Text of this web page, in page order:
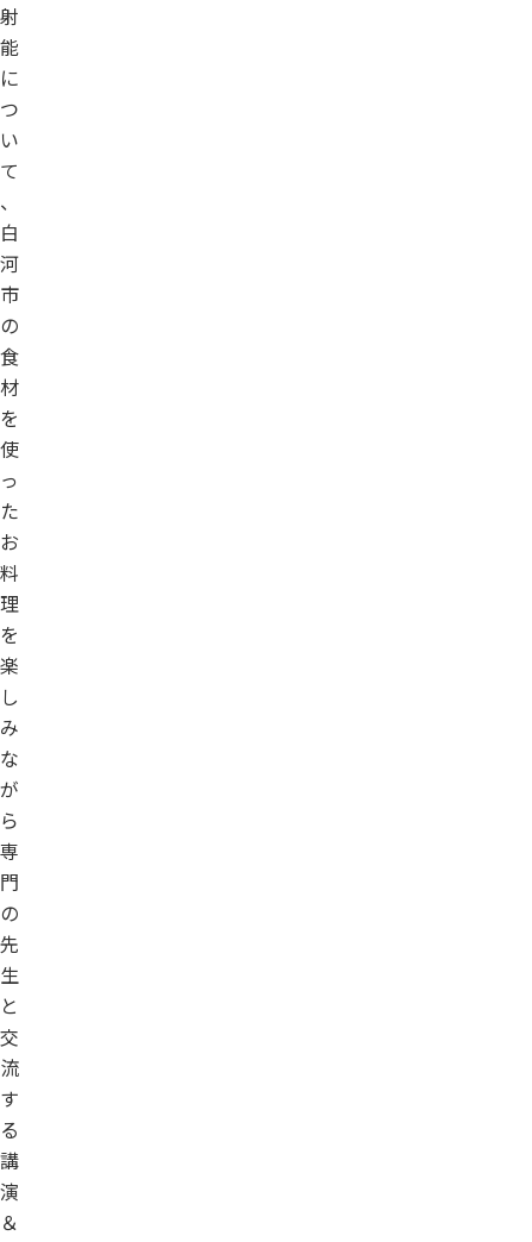
射
能
に
つ
い
て
、
白
河
市
の
食
材
を
使
っ
た
お
料
理
を
楽
し
み
な
が
ら
専
門
の
先
生
と
交
流
す
る
講
演
＆